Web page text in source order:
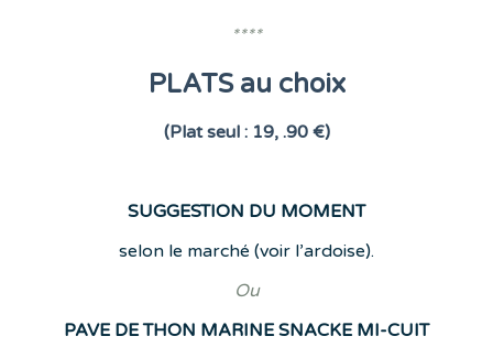
****
PLATS au choix
(Plat seul : 19, .90 €)
SUGGESTION DU MOMENT
selon le marché (voir l’ardoise).
Ou
PAVE DE THON MARINE SNACKE MI-CUIT